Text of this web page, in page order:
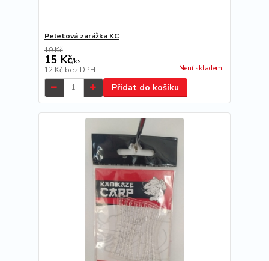
Peletová zarážka KC
19 Kč
15 Kč/ks
12 Kč bez DPH Není skladem
Přidat do košíku